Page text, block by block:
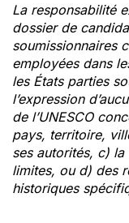
La responsabilité
dossier de
soumissionnaires
employées dans
les États parties
l’expression
de l’UNESCO
pays, territoire,
ses autorités, c)
limites, ou d) des
historiques